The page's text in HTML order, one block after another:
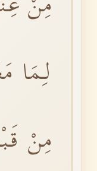
لِمَا
مِنْ